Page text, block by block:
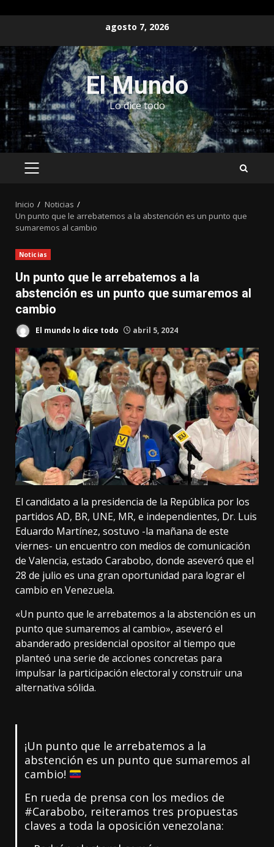
contenido
agosto 7, 2026
El Mundo
Lo dice todo
MENÚ
Inicio
Noticias
Un punto que le arrebatemos a la abstención es un punto que
sumaremos al cambio
Noticias
Un punto que le arrebatemos a la
abstención es un punto que sumaremos al
cambio
El mundo lo dice todo abril 5, 2024
El candidato a la presidencia de la República por los
partidos AD, BR, UNE, MR, e independientes, Dr. Luis
Eduardo Martínez, sostuvo -la mañana de este
viernes- un encuentro con medios de comunicación
de Valencia, estado Carabobo, donde aseveró que el
28 de julio es una gran oportunidad para lograr el
cambio en Venezuela.
«Un punto que le arrebatemos a la abstención es un
punto que sumaremos al cambio», aseveró el
abanderado presidencial opositor al tiempo que
planteó una serie de acciones concretas para
impulsar la participación electoral y construir una
alternativa sólida.
¡Un punto que le arrebatemos a la
abstención es un punto que sumaremos al
cambio!
En rueda de prensa con los medios de
#Carabobo, reiteramos tres propuestas
claves a toda la oposición venezolana: